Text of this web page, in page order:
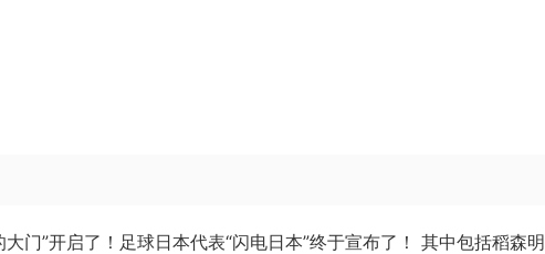
门”开启了！足球日本代表“闪电日本”终于宣布了！ 其中包括稻森明